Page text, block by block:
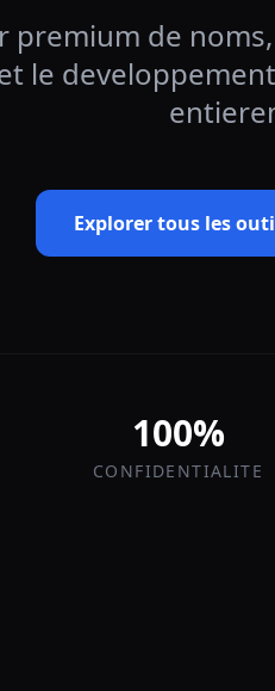
premium de
le
Explorer tous les
100%
CONFIDENTIALITE